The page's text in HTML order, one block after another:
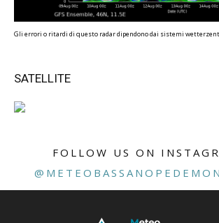
Gli errori o ritardi di questo radar dipendono dai sistemi
SATELLITE
FOLLOW US ON